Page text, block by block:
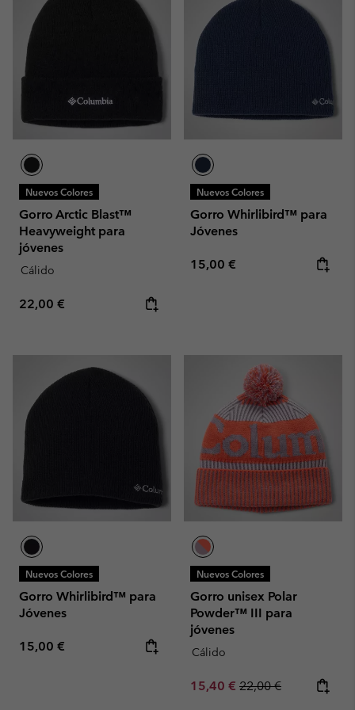
Nuevos Colores
Gorro Arctic Blast™
Heavyweight para
jóvenes
Cálido
Regular price:
22,00 €
Nuevos Colores
Gorro Whirlibird™ para
Jóvenes
Regular price:
15,00 €
Nuevos Colores
Gorro Whirlibird™ para
Jóvenes
Regular price:
15,00 €
Nuevos Colores
Gorro unisex Polar
Powder™ III para
jóvenes
Cálido
Sale price:
15,40 € Regular price:
22,00 €